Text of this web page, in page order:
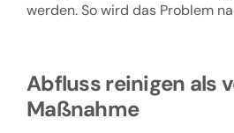
werden. So wird das Problem
Abfluss reinigen als
Maßnahme